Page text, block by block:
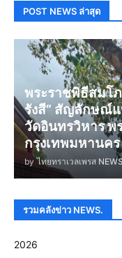
POST NEWS ล่าสุด
พระราชพิธีสมโ
รังสี” สัญลักษณ์
วัดอินทรวิหาร พ
กรุงเทพมหานคร
by ไทยทราเวลเพรส
รวมคลังข่าว NEWS.
2026